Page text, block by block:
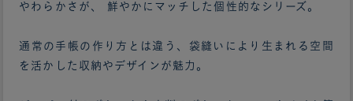
やわらかさが、 鮮やかにマッチした個性的なシリーズ。
通常の手帳の作り方とは違う、袋縫いにより生まれる空間
を活かした収納やデザインが魅力。